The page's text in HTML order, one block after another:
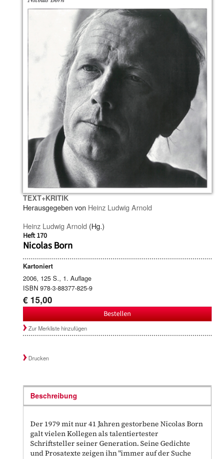
TEXT+KRITIK
Herausgegeben von Heinz Ludwig Arnold
Heinz Ludwig Arnold (Hg.)
Heft 170
Nicolas Born
Kartoniert
2006, 125 S., 1. Auflage
ISBN 978-3-88377-825-9
€ 15,00
Bestellen
Zur Merkliste hinzufügen
Drucken
Beschreibung
Der 1979 mit nur 41 Jahren gestorbene Nicolas Born
galt vielen Kollegen als talentiertester
Schriftsteller seiner Generation. Seine Gedichte
und Prosatexte zeigen ihn "immer auf der Suche